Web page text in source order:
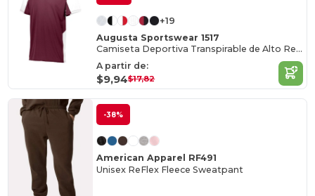
+19
Augusta Sportswear 1517
Camiseta Deportiva Transpirable de Alto Rendimiento
A partir de:
$9,94$17,82
-38%
American Apparel RF491
Unisex ReFlex Fleece Sweatpant